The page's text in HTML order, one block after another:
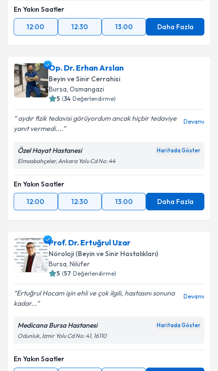
En Yakın Saatler
12:00
12:30 13:00 Daha Fazla
Op. Dr. Erhan Arslan
Beyin ve Sinir Cerrahisi
Bursa, Osmangazi
5 (34 Değerlendirme)
aydır fizik tedavisi görüyordum ancak hiçbir tedaviye
yanıt vermedi....
Devamı
Özel Hayat Hastanesi Haritada Göster
Elmasbahçeler, Ankara Yolu Cd No: 44
En Yakın Saatler
12:00
12:30 13:00 Daha Fazla
Prof. Dr. Ertuğrul Uzar
Nöroloji (Beyin ve Sinir Hastalıkları)
Bursa, Nilüfer
5 (57 Değerlendirme)
Ertuğrul Hocam işin ehli ve çok ilgili, hastasını sonuna
kadar...
Devamı
Medicana Bursa Hastanesi Haritada Göster
Odunluk, İzmir Yolu Cd No: 41, 16110
En Yakın Saatler